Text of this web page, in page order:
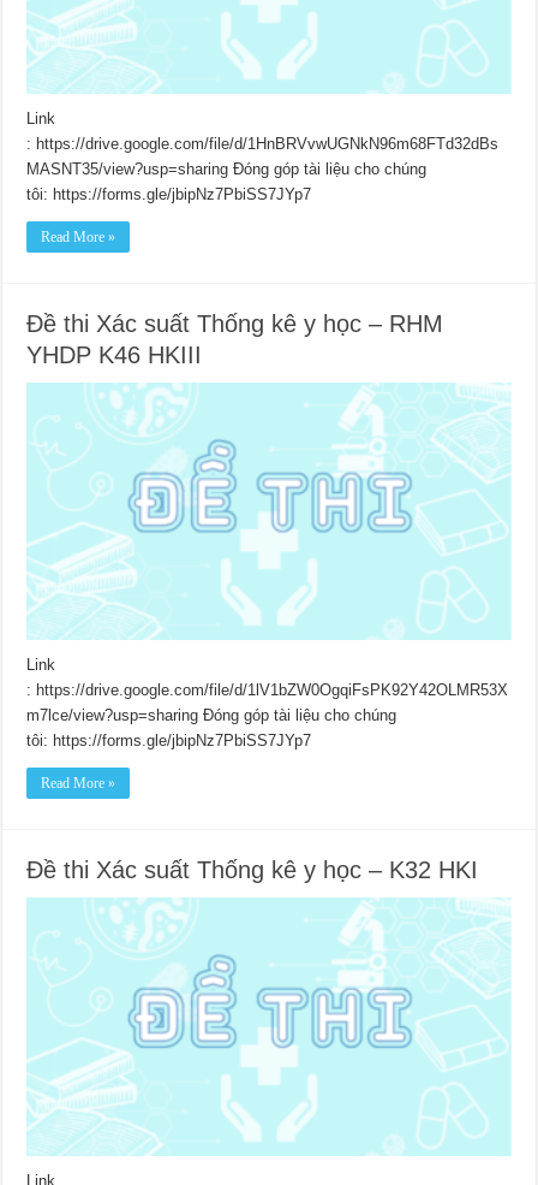
Link
: https://drive.google.com/file/d/1HnBRVvwUGNkN96m68FTd32dBs
MASNT35/view?usp=sharing Đóng góp tài liệu cho chúng
tôi: https://forms.gle/jbipNz7PbiSS7JYp7
Read More »
Đề thi Xác suất Thống kê y học – RHM
YHDP K46 HKIII
Link
: https://drive.google.com/file/d/1lV1bZW0OgqiFsPK92Y42OLMR53X
m7lce/view?usp=sharing Đóng góp tài liệu cho chúng
tôi: https://forms.gle/jbipNz7PbiSS7JYp7
Read More »
Đề thi Xác suất Thống kê y học – K32 HKI
Link